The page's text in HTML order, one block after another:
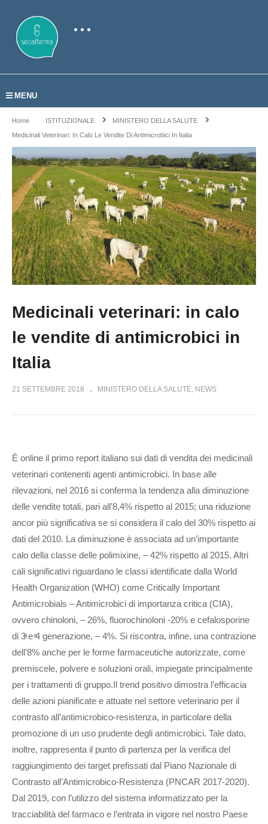
MENU
Home ISTITUZIONALE
MINISTERO DELLA SALUTE
Medicinali Veterinari: In Calo Le Vendite Di Antimicrobici In Italia
Medicinali veterinari: in calo
le vendite di antimicrobici in
Italia
21 SETTEMBRE 2018 MINISTERO DELLA SALUTE NEWS
È online il primo report italiano sui dati di vendita dei medicinali
veterinari contenenti agenti antimicrobici. In base alle
rilevazioni, nel 2016 si conferma la tendenza alla diminuzione
delle vendite totali, pari all’8,4% rispetto al 2015; una riduzione
ancor più significativa se si considera il calo del 30% rispetto ai
dati del 2010. La diminuzione è associata ad un’importante
calo della classe delle polimixine, – 42% rispetto al 2015. Altri
cali significativi riguardano le classi identificate dalla World
Health Organization (WHO) come Critically Important
Antimicrobials – Antimicrobici di importanza critica (CIA),
ovvero chinoloni, – 26%, fluorochinoloni -20% e cefalosporine
di 3ͣ e ͣ4 generazione, – 4%. Si riscontra, infine, una contrazione
dell’8% anche per le forme farmaceutiche autorizzate, come
premiscele, polvere e soluzioni orali, impiegate principalmente
per i trattamenti di gruppo.Il trend positivo dimostra l’efficacia
delle azioni pianificate e attuate nel settore veterinario per il
contrasto all’antimicrobico-resistenza, in particolare della
promozione di un uso prudente degli antimicrobici. Tale dato,
inoltre, rappresenta il punto di partenza per la verifica del
raggiungimento dei target prefissati dal Piano Nazionale di
Contrasto all’Antimicrobico-Resistenza (PNCAR 2017-2020).
Dal 2019, con l’utilizzo del sistema informatizzato per la
tracciabilità del farmaco e l’entrata in vigore nel nostro Paese